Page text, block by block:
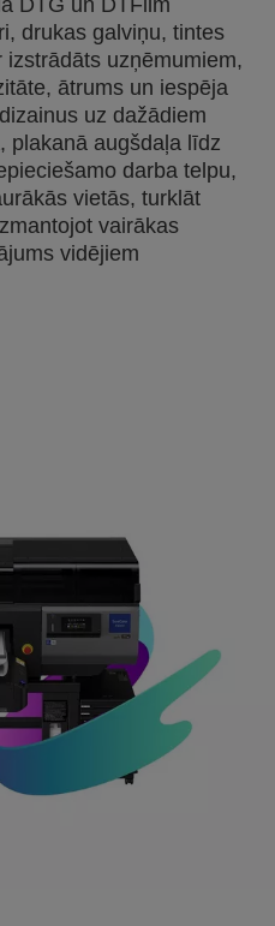
DTG un DTFilm
drukas galviņu, tintes
izstrādāts uzņēmumiem,
ātrums un iespēja
uz dažādiem
plakanā augšdaļa līdz
darba telpu,
vietās, turklāt
vairākas
vidējiem